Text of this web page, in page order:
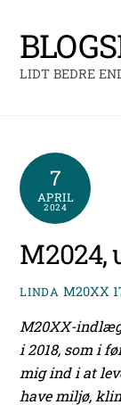
content
LIDT BEDRE
7
APRIL
2024
M2024,
LINDA M20XX
M20XX-
i 2018, som i
mig ind i at
have miljø,